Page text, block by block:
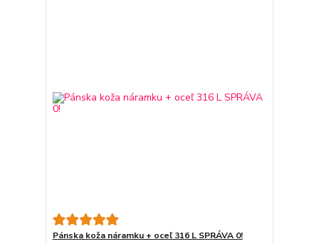
Pánska koža náramku + oceľ 316 L SPRÁVA 0!